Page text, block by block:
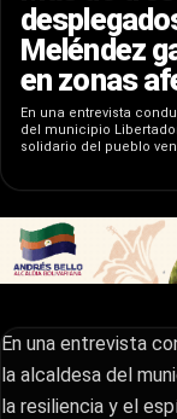
Meléndez
en zonas
En una entrevista
del municipio
solidario del pueblo
En una entrevista
la alcaldesa del
la resiliencia y el